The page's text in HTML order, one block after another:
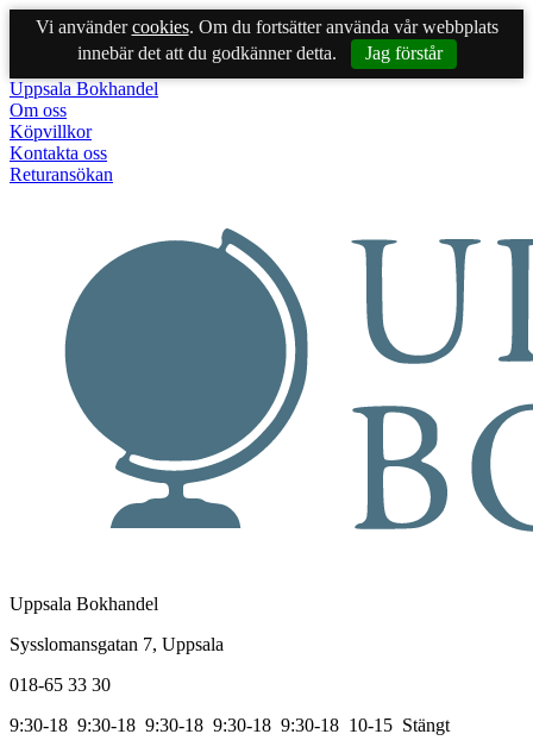
Vi användercookies. Om du fortsätter använda vår webbplats
innebär det att du godkänner detta.
Jag förstår
Uppsala Bokhandel
Om oss
Köpvillkor
Kontakta oss
Returansökan
Uppsala Bokhandel
Sysslomansgatan 7, Uppsala
018-65 33 30
9:30-18 9:30-18 9:30-18 9:30-18 9:30-18 10-15 Stängt